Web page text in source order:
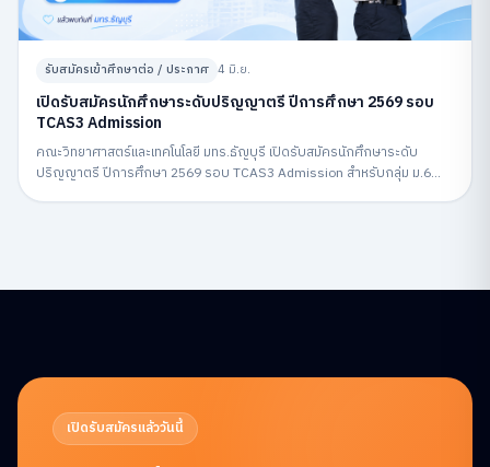
รับสมัครเข้าศึกษาต่อ / ประกาศ 4 มิ.ย.
เปิดรับสมัครนักศึกษาระดับปริญญาตรี ปีการศึกษา 2569 รอบ
TCAS3 Admission
คณะวิทยาศาสตร์และเทคโนโลยี มทร.ธัญบุรี เปิดรับสมัครนักศึกษาระดับ
ปริญญาตรี ปีการศึกษา 2569 รอบ TCAS3 Admission สำหรับกลุ่ม ม.6
เปิดรับสมัครแล้ววันนี้